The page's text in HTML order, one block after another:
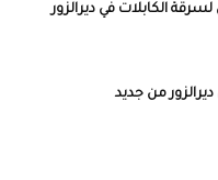
الكابلات في ديرالزور
من جديد